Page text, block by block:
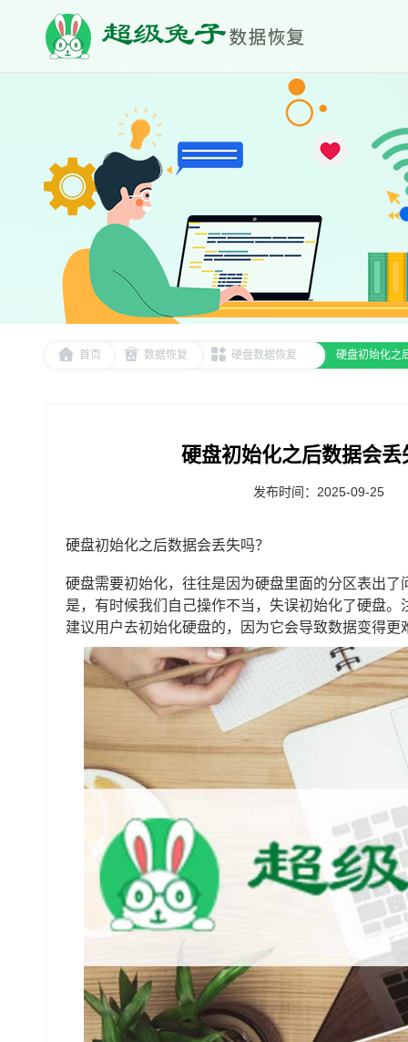
首页 数据恢复 硬盘数据恢复 硬盘初始化之
硬盘初始化之后数据会
发布时间：2025-09-25
硬盘初始化之后数据会丢失吗？
硬盘需要初始化，往往是因为硬盘里面的分区表出
是，有时候我们自己操作不当，失误初始化了硬盘
建议用户去初始化硬盘的，因为它会导致数据变得